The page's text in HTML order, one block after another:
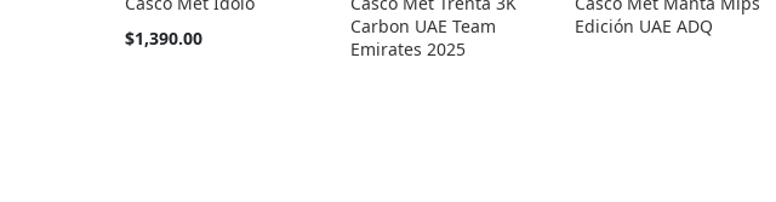
Tan
$1,390.00
Carbon UAE Team
Emirates 2025
Edición UAE ADQ